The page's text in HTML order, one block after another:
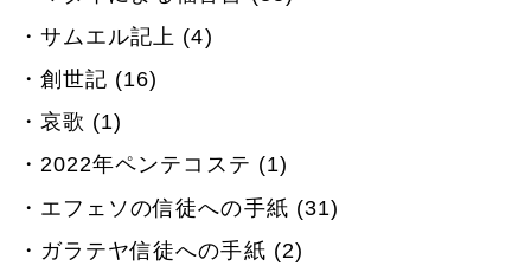
サムエル記上 (4)
創世記 (16)
哀歌 (1)
2022年ペンテコステ (1)
エフェソの信徒への手紙 (31)
ガラテヤ信徒への手紙 (2)